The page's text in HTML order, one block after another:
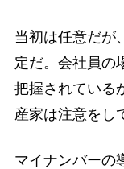
当初は任意だが
定だ。会社員の
把握されている
産家は注意をし
マイナンバーの